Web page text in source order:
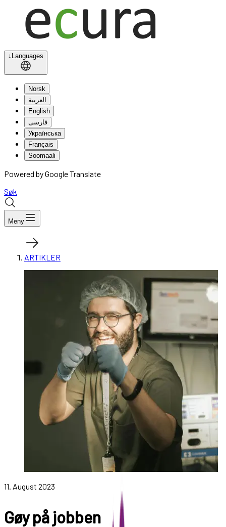
↓ Languages
Norsk
العربية
English
فارسی
Українська
Français
Soomaali
Powered by Google Translate
Søk
Meny
ARTIKLER
11. August 2023
Gøy på jobben